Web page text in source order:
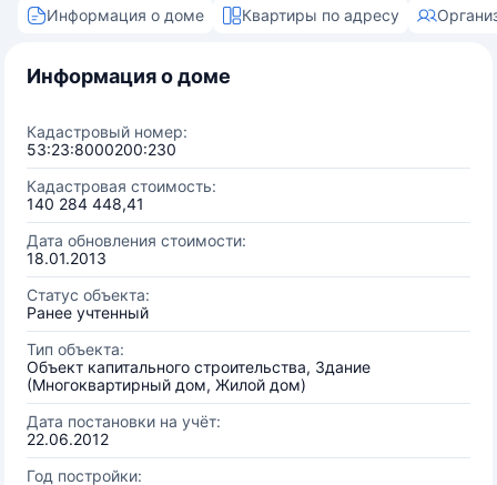
Информация о доме Квартиры по адресу
Информация о доме
Кадастровый номер:
53:23:8000200:230
Кадастровая стоимость:
140 284 448,41
Дата обновления стоимости:
18.01.2013
Статус объекта:
Ранее учтенный
Тип объекта:
Объект капитального строительства, Здание
(Многоквартирный дом, Жилой дом)
Дата постановки на учёт:
22.06.2012
Год постройки: